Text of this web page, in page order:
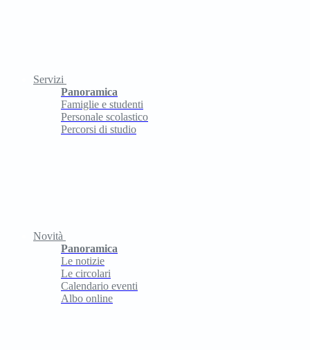
Servizi
Panoramica
Famiglie e studenti
Personale scolastico
Percorsi di studio
Novità
Panoramica
Le notizie
Le circolari
Calendario eventi
Albo online